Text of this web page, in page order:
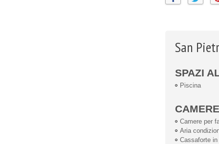
San
SPAZI
Piscina
CAMERE
Camere per
Aria
Cassaforte